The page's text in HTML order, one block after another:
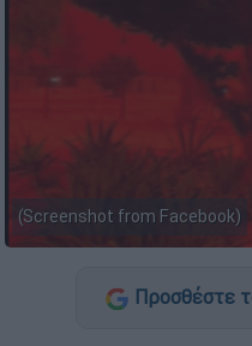
(Screenshot from Facebook)
Προσθέστε